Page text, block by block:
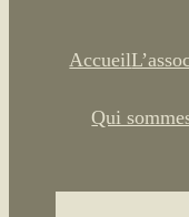
Accueil
Qui